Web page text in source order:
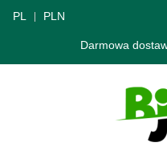
PL PLN
Darmowa